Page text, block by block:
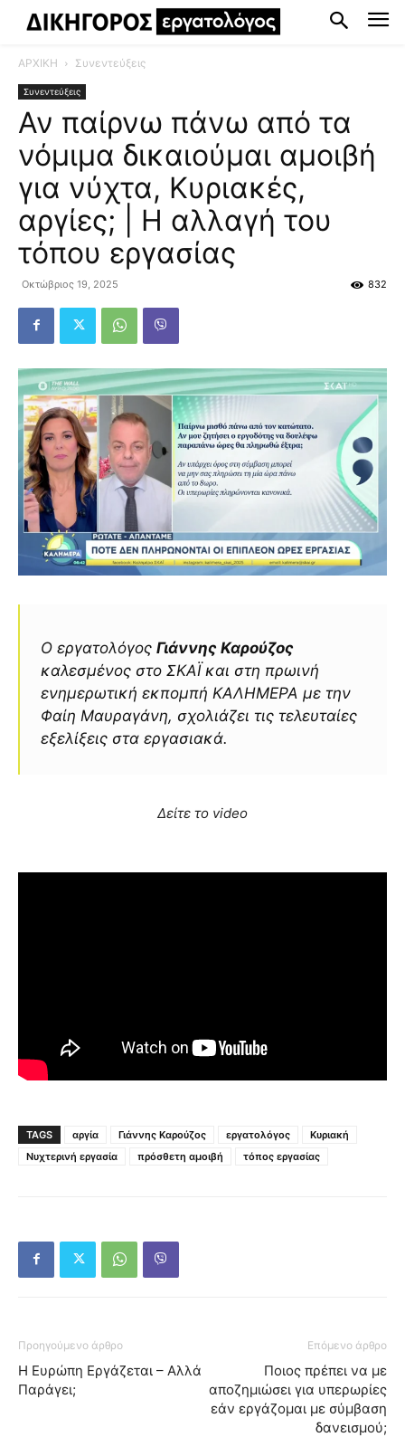
ΑΡΧΙΚΗ Συνεντεύξεις
Συνεντεύξεις
Αν παίρνω πάνω από τα
νόμιμα δικαιούμαι αμοιβή
για νύχτα, Κυριακές,
αργίες; | Η αλλαγή του
τόπου εργασίας
Οκτώβριος 19, 2025 832
Ο εργατολόγος Γιάννης Καρούζος
καλεσμένος στο ΣΚΑΪ και στη πρωινή
ενημερωτική εκπομπή ΚΑΛΗΜΕΡΑ με την
Φαίη Μαυραγάνη, σχολιάζει τις τελευταίες
εξελίξεις στα εργασιακά.
Δείτε το video
TAGS αργία Γιάννης Καρούζος εργατολόγος
Κυριακή
Νυχτερινή εργασία
πρόσθετη αμοιβή τόπος εργασίας
Προηγούμενο άρθρο
Η Ευρώπη Εργάζεται – Αλλά
Παράγει;
Επόμενο άρθρο
Ποιος πρέπει να με
αποζημιώσει για υπερωρίες
εάν εργάζομαι με σύμβαση
δανεισμού;